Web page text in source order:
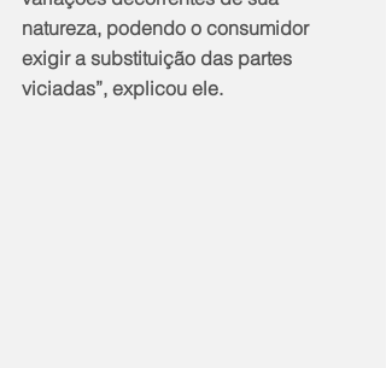
natureza, podendo o consumidor
exigir a substituição das partes
viciadas”, explicou ele.